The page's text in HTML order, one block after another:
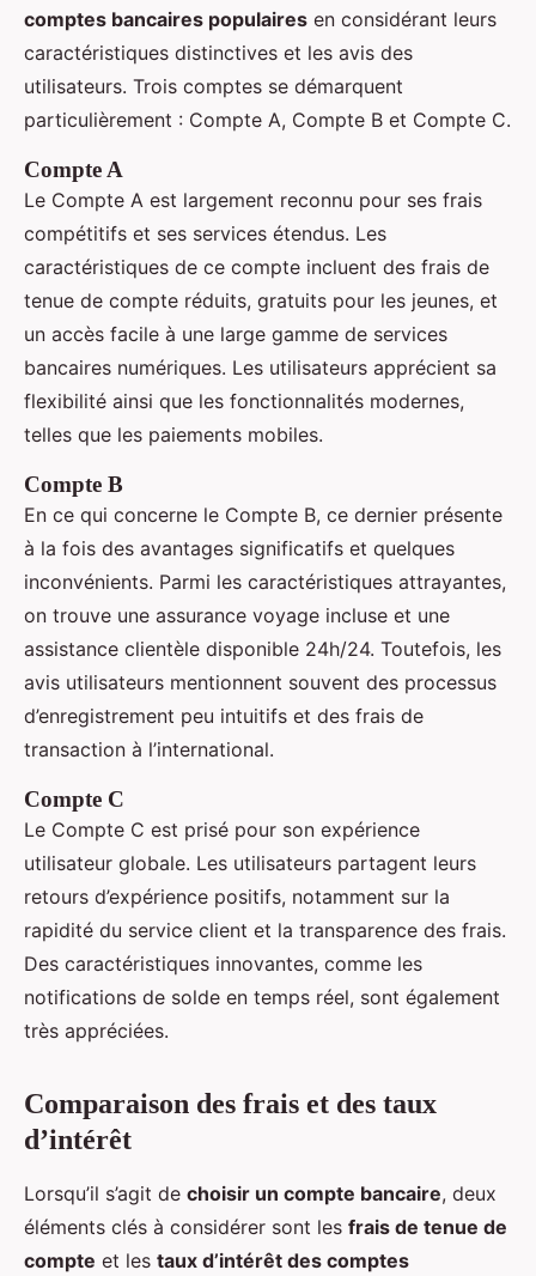
comptes bancaires populaires en considérant leurs
caractéristiques distinctives et les avis des
utilisateurs. Trois comptes se démarquent
particulièrement : Compte A, Compte B et Compte C.
Compte A
Le Compte A est largement reconnu pour ses frais
compétitifs et ses services étendus. Les
caractéristiques de ce compte incluent des frais de
tenue de compte réduits, gratuits pour les jeunes, et
un accès facile à une large gamme de services
bancaires numériques. Les utilisateurs apprécient sa
flexibilité ainsi que les fonctionnalités modernes,
telles que les paiements mobiles.
Compte B
En ce qui concerne le Compte B, ce dernier présente
à la fois des avantages significatifs et quelques
inconvénients. Parmi les caractéristiques attrayantes,
on trouve une assurance voyage incluse et une
assistance clientèle disponible 24h/24. Toutefois, les
avis utilisateurs mentionnent souvent des processus
d’enregistrement peu intuitifs et des frais de
transaction à l’international.
Compte C
Le Compte C est prisé pour son expérience
utilisateur globale. Les utilisateurs partagent leurs
retours d’expérience positifs, notamment sur la
rapidité du service client et la transparence des frais.
Des caractéristiques innovantes, comme les
notifications de solde en temps réel, sont également
très appréciées.
Comparaison des frais et des taux
d’intérêt
Lorsqu’il s’agit de choisir un compte bancaire, deux
éléments clés à considérer sont les frais de tenue de
compte et les taux d’intérêt des comptes